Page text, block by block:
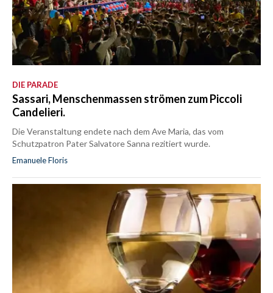
DIE PARADE
Sassari, Menschenmassen strömen zum Piccoli
Candelieri.
Die Veranstaltung endete nach dem Ave Maria, das vom
Schutzpatron Pater Salvatore Sanna rezitiert wurde.
Emanuele Floris